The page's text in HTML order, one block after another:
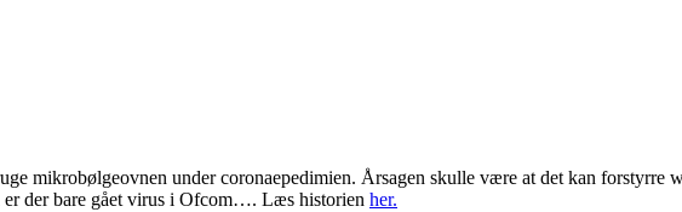
mikrobølgeovnen under coronaepedimien. Årsagen skulle være at det kan forstyrre
er der bare gået virus i Ofcom…. Læs historien her.